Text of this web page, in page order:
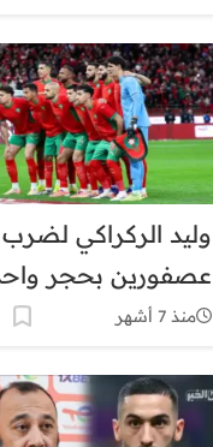
المنتخب المغربي؟
وليد الركراكي لضرب
عصفورين بحجر
في مباراة المنتخب
ذلك؟
منذ 7 أشهر